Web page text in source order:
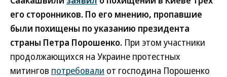
его сторонников. По его мнению, пропавшие
были похищены по указанию президента
страны Петра Порошенко. При этом участники
продолжающихся на Украине протестных
митингов потребовали от господина Порошенко